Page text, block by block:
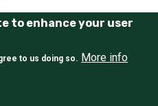
to enhance your user
to us doing so. More info